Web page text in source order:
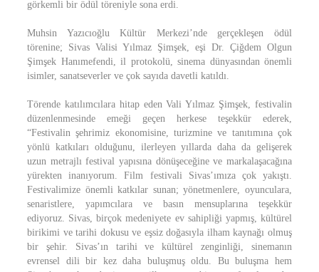
görkemli bir ödül töreniyle sona erdi.
Muhsin Yazıcıoğlu Kültür Merkezi’nde gerçekleşen ödül
törenine; Sivas Valisi Yılmaz Şimşek, eşi Dr. Çiğdem Olgun
Şimşek Hanımefendi, il protokolü, sinema dünyasından önemli
isimler, sanatseverler ve çok sayıda davetli katıldı.
Törende katılımcılara hitap eden Vali Yılmaz Şimşek, festivalin
düzenlenmesinde emeği geçen herkese teşekkür ederek,
“Festivalin şehrimiz ekonomisine, turizmine ve tanıtımına çok
yönlü katkıları olduğunu, ilerleyen yıllarda daha da gelişerek
uzun metrajlı festival yapısına dönüşeceğine ve markalaşacağına
yürekten inanıyorum. Film festivali Sivas’ımıza çok yakıştı.
Festivalimize önemli katkılar sunan; yönetmenlere, oyunculara,
senaristlere, yapımcılara ve basın mensuplarına teşekkür
ediyoruz. Sivas, birçok medeniyete ev sahipliği yapmış, kültürel
birikimi ve tarihi dokusu ve eşsiz doğasıyla ilham kaynağı olmuş
bir şehir. Sivas’ın tarihi ve kültürel zenginliği, sinemanın
evrensel dili bir kez daha buluşmuş oldu. Bu buluşma hem